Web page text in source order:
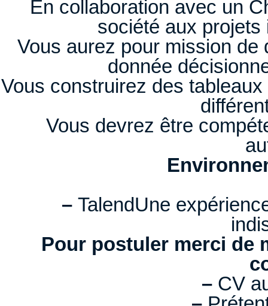
En collaboration avec un
société aux
Vous aurez pour mission
donnée
Vous construirez des
Vous devrez être
– TalendUne
Pour postuler merci de
– CV